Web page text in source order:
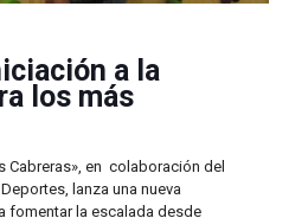
a la
los más
Cabreras», en colaboración del
lanza una nueva
fomentar la escalada desde